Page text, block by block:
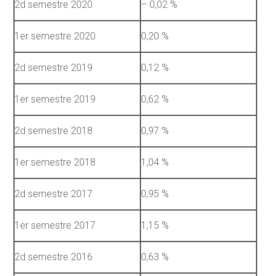
2d semestre 2020 – 0,02 %
1er semestre 2020 0,20 %
2d semestre 2019 0,12 %
1er semestre 2019 0,62 %
2d semestre 2018 0,97 %
1er semestre 2018 1,04 %
2d semestre 2017 0,95 %
1er semestre 2017 1,15 %
2d semestre 2016 0,63 %